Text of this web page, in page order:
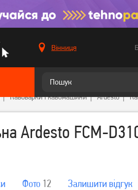
Вінниця
Кавоварки і кавомашини Ardesto
Ardesto FCM-
Фото 12 Залишити вiдгук